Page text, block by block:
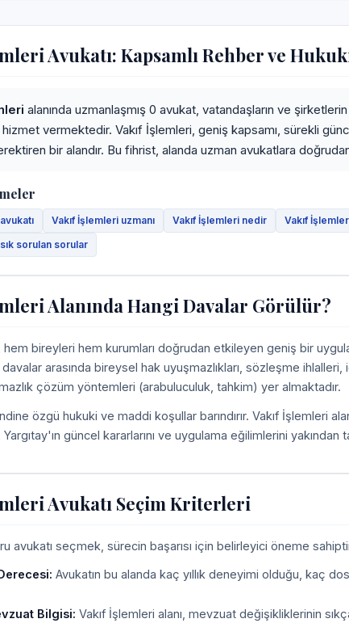
Avukatı: Kapsamlı Rehber ve
alanında uzmanlaşmış 0 avukat, vatandaşların ve
vermektedir. Vakıf İşlemleri, geniş kapsamı, sürekli
bir alandır. Bu fihrist, alanda uzman avukatlara
Vakıf İşlemleri uzmanı Vakıf İşlemleri nedir Vakıf
sorulan sorular
Alanında Hangi Davalar Görülür?
hem bireyleri hem kurumları doğrudan etkileyen geniş bir
arasında bireysel hak uyuşmazlıkları, sözleşme
çözüm yöntemleri (arabuluculuk, tahkim) yer almaktadır.
özgü hukuki ve maddi koşullar barındırır. Vakıf İşlemleri
güncel kararlarını ve uygulama eğilimlerini
Avukatı Seçim Kriterleri
avukatı seçmek, sürecin başarısı için belirleyici öneme
Avukatın bu alanda kaç yıllık deneyimi olduğu, kaç
Bilgisi: Vakıf İşlemleri alanı, mevzuat değişikliklerinin